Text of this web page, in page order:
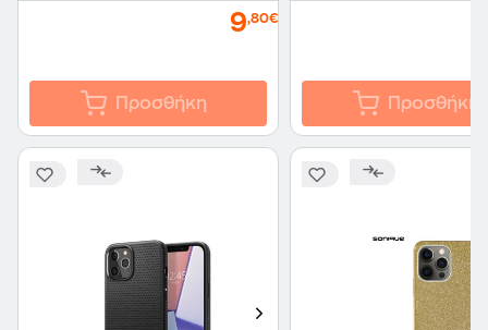
9,80€
Προσθήκη Προσθήκη